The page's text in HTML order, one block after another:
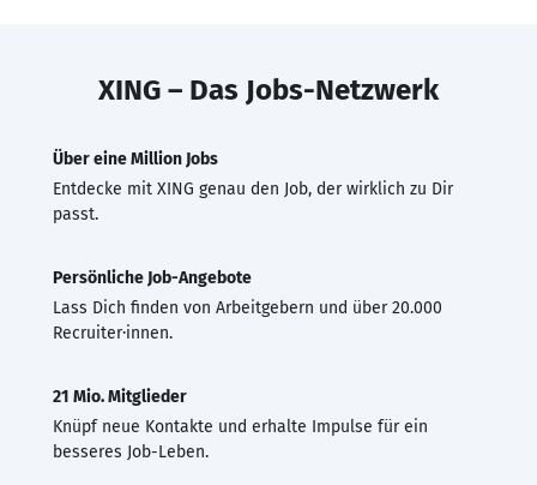
XING – Das Jobs-Netzwerk
Über eine Million Jobs
Entdecke mit XING genau den Job, der wirklich zu Dir
passt.
Persönliche Job-Angebote
Lass Dich finden von Arbeitgebern und über 20.000
Recruiter·innen.
21 Mio. Mitglieder
Knüpf neue Kontakte und erhalte Impulse für ein
besseres Job-Leben.